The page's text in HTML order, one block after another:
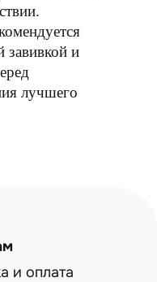
завивкой и
еред
лучшего
и оплата